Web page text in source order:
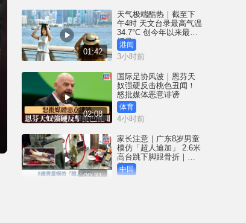
01:42
天气极端酷热｜截至下
午4时 天文台录最高气温
34.7°C 创今年以来最高
纪录
港闻
3小时前
02:08
国际足协风波｜恩芬天
奴强硬反击桃色丑闻！
怒批媒体恶意诽谤
体育
4小时前
00:31
家长注意｜广东8岁男童
模仿「超人迪加」 2.6米
高台跳下脚跟骨折｜有
片
中国